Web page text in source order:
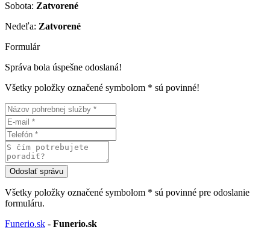
Sobota: Zatvorené
Nedeľa: Zatvorené
Formulár
Správa bola úspešne odoslaná!
Všetky položky označené symbolom * sú povinné!
Všetky položky označené symbolom * sú povinné pre odoslanie
formuláru.
Funerio.sk - Funerio.sk